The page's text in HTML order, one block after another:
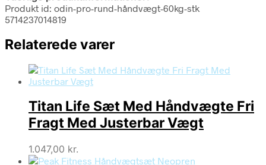
Produkt id: odin-pro-rund-håndvægt-60kg-stk
5714237014819
Relaterede varer
Titan Life Sæt Med Håndvægte Fri
Fragt Med Justerbar Vægt
1.047,00 kr.